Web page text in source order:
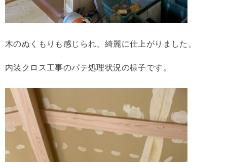
木のぬくもりも感じられ、綺麗に仕上がりました。
内装クロス工事のパテ処理状況の様子です。